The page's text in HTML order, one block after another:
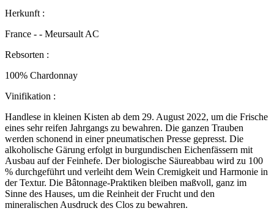
Herkunft :
France - - Meursault AC
Rebsorten :
100% Chardonnay
Vinifikation :
Handlese in kleinen Kisten ab dem 29. August 2022, um die Frische
eines sehr reifen Jahrgangs zu bewahren. Die ganzen Trauben
werden schonend in einer pneumatischen Presse gepresst. Die
alkoholische Gärung erfolgt in burgundischen Eichenfässern mit
Ausbau auf der Feinhefe. Der biologische Säureabbau wird zu 100
% durchgeführt und verleiht dem Wein Cremigkeit und Harmonie in
der Textur. Die Bâtonnage-Praktiken bleiben maßvoll, ganz im
Sinne des Hauses, um die Reinheit der Frucht und den
mineralischen Ausdruck des Clos zu bewahren.